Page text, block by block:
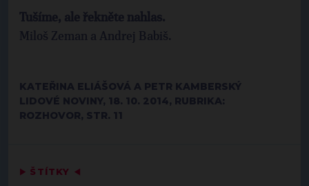
Tušíme, ale řekněte nahlas.
Miloš Zeman a Andrej Babiš.
KATEŘINA ELIÁŠOVÁ A PETR KAMBERSKÝ
LIDOVÉ NOVINY, 18. 10. 2014, RUBRIKA:
ROZHOVOR, STR. 11
▶ ŠTÍTKY ◀